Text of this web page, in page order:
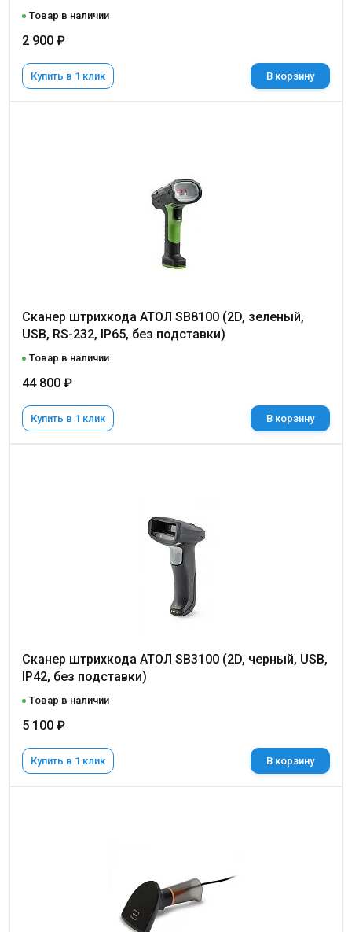
Товар в наличии
2 900 ₽
Купить в 1 клик В корзину
Сканер штрихкода АТОЛ SB8100 (2D, зеленый,
USB, RS-232, IP65, без подставки)
Товар в наличии
44 800 ₽
Купить в 1 клик В корзину
Сканер штрихкода АТОЛ SB3100 (2D, черный, USB,
IP42, без подставки)
Товар в наличии
5 100 ₽
Купить в 1 клик В корзину